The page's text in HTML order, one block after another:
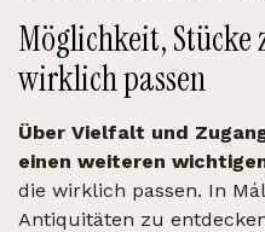
Möglichkeit, Stücke
wirklich passen
Über Vielfalt und
einen weiteren
die wirklich passen. In
Antiquitäten zu